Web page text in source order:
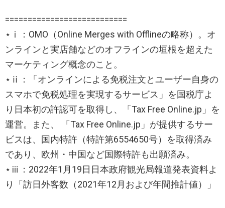
===========================
⋆ⅰ：OMO（Online Merges with Offlineの略称）。オ
ンラインと実店舗などのオフラインの垣根を超えた
マーケティング概念のこと。
⋆ⅱ：「オンラインによる免税注文とユーザー自身の
スマホで免税処理を実現するサービス」を国税庁よ
り日本初の許認可を取得し、「Tax Free Online.jp」を
運営。また、 「Tax Free Online.jp」が提供するサー
ビスは、国内特許（特許第6554650号）を取得済み
であり、欧州・中国など国際特許も出願済み。
⋆ⅲ：2022年1月19日日本政府観光局報道発表資料よ
り「訪日外客数（2021年12月および年間推計値）」